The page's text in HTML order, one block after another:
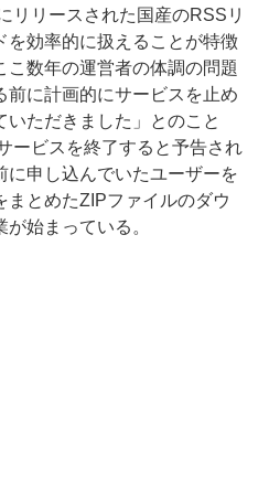
リリースされた国産のRSSリ
を効率的に扱えることが特徴
こ数年の運営者の体調の問題
前に計画的にサービスを止め
いただきました」とのこと
ービスを終了すると予告され
に申し込んでいたユーザーを
まとめたZIPファイルのダウ
始まっている。